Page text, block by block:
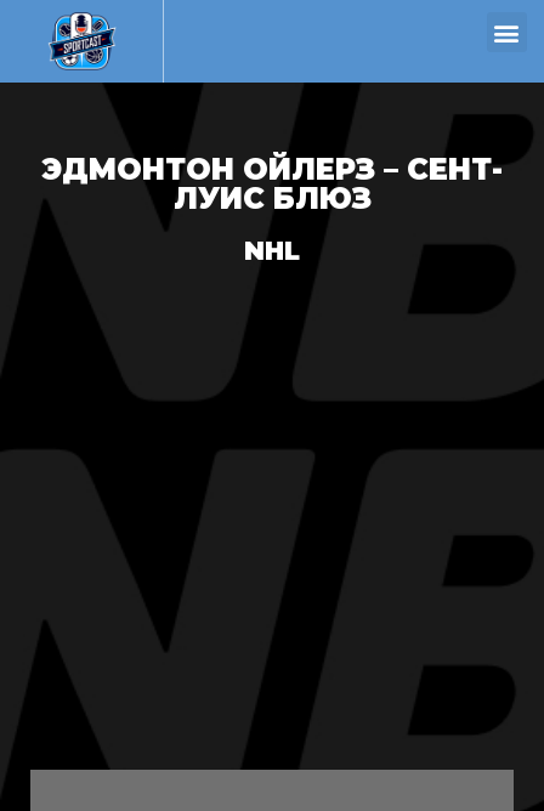
ЭДМОНТОН ОЙЛЕРЗ – СЕНТ-
ЛУИС БЛЮЗ
NHL